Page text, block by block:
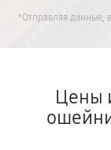
*Отправляя данные,
Цены